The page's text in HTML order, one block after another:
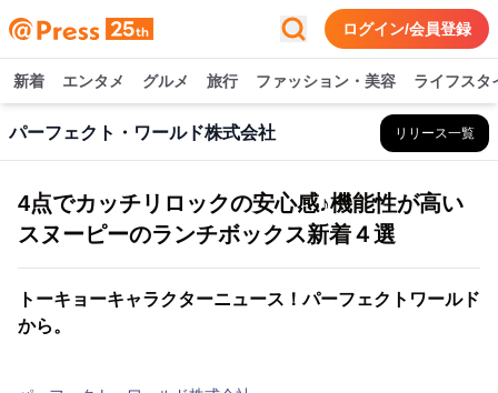
ログイン/会員登録
新着 エンタメ グルメ 旅行 ファッション・美容 ライフスタ
パーフェクト・ワールド株式会社 リリース一覧
4点でカッチリロックの安心感♪機能性が高い
スヌーピーのランチボックス新着４選
トーキョーキャラクターニュース！パーフェクトワールド
から。